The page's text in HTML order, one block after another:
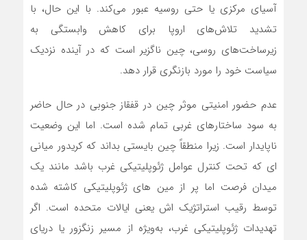
آسیای مرکزی یا حتی روسیه عبور می‌کند. با این حال، با
تشدید تلاش‌های اروپا برای کاهش وابستگی به
زیرساخت‌های روسی، چین ناگزیر است که در آینده نزدیک
سیاست خود را مورد بازنگری قرار دهد.
عدم حضور امنیتی موثر چین در قفقاز جنوبی در حال حاضر
به سود ساختارهای غربی تمام شده است. اما این وضعیت
ناپایدار است. زیرا منطقاً چین بایستی بداند که کریدور میانی
ای که تحت کنترل عوامل ژئوپلیتیکی غرب باشد مانند یک
میدان فرصت اما پر از مین های ژئوپلیتیکی کاشته شده
توسط رقیب استراتژیک اش یعنی ایالات متحده است. اگر
تهدیدات ژئوپلیتیکی غرب، به‌ویژه از مسیر زنگزور یا دریای